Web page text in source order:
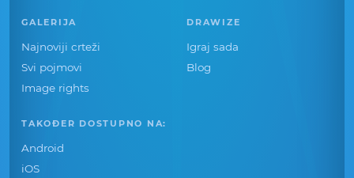
GALERIJA
Najnoviji crteži
Svi pojmovi
Image rights
DRAWIZE
Igraj sada
Blog
TAKOĐER DOSTUPNO NA:
Android
iOS